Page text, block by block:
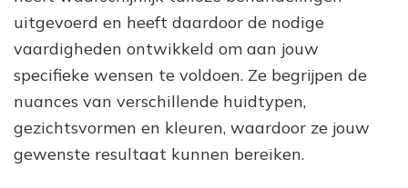
uitgevoerd en heeft daardoor de nodige
vaardigheden ontwikkeld om aan jouw
specifieke wensen te voldoen. Ze begrijpen de
nuances van verschillende huidtypen,
gezichtsvormen en kleuren, waardoor ze jouw
gewenste resultaat kunnen bereiken.